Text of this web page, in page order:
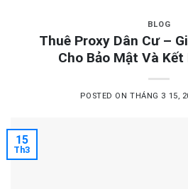
BLOG
Thuê Proxy Dân Cư –
Cho Bảo Mật Và
POSTED ONTHÁNG 3 15,
15
Th3